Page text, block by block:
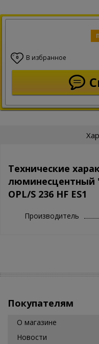
0 В избранное
Технические
люминесцентный
OPL/S 236 HF ES1
Производитель
Покупателям
О магазине
Новости